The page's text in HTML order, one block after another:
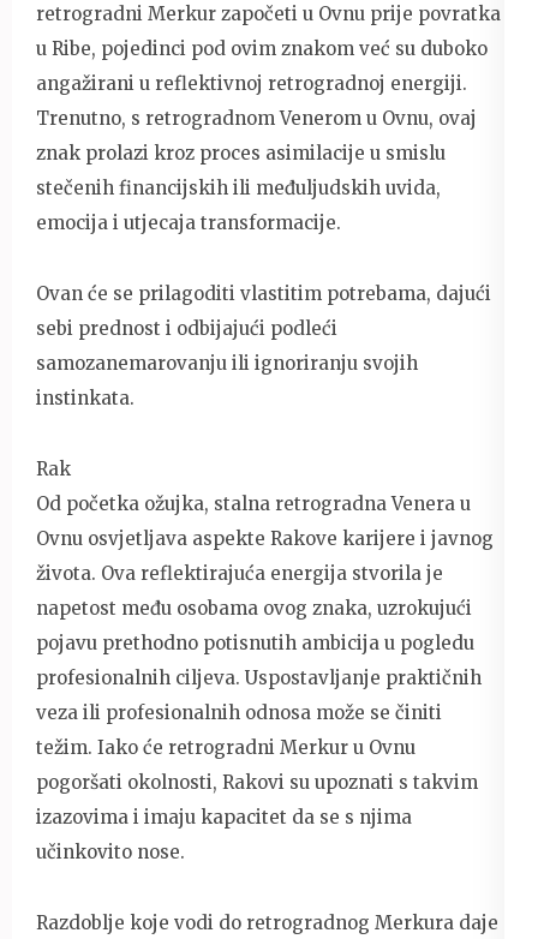
retrogradni Merkur započeti u Ovnu prije povratka
u Ribe, pojedinci pod ovim znakom već su duboko
angažirani u reflektivnoj retrogradnoj energiji.
Trenutno, s retrogradnom Venerom u Ovnu, ovaj
znak prolazi kroz proces asimilacije u smislu
stečenih financijskih ili međuljudskih uvida,
emocija i utjecaja transformacije.
Ovan će se prilagoditi vlastitim potrebama, dajući
sebi prednost i odbijajući podleći
samozanemarovanju ili ignoriranju svojih
instinkata.
Rak
Od početka ožujka, stalna retrogradna Venera u
Ovnu osvjetljava aspekte Rakove karijere i javnog
života. Ova reflektirajuća energija stvorila je
napetost među osobama ovog znaka, uzrokujući
pojavu prethodno potisnutih ambicija u pogledu
profesionalnih ciljeva. Uspostavljanje praktičnih
veza ili profesionalnih odnosa može se činiti
težim. Iako će retrogradni Merkur u Ovnu
pogoršati okolnosti, Rakovi su upoznati s takvim
izazovima i imaju kapacitet da se s njima
učinkovito nose.
Razdoblje koje vodi do retrogradnog Merkura daje